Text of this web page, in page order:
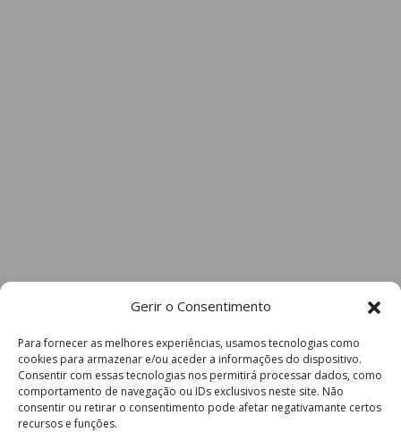
Gerir o Consentimento
Para fornecer as melhores experiências, usamos tecnologias como
cookies para armazenar e/ou aceder a informações do dispositivo.
Consentir com essas tecnologias nos permitirá processar dados, como
comportamento de navegação ou IDs exclusivos neste site. Não
consentir ou retirar o consentimento pode afetar negativamante certos
recursos e funções.